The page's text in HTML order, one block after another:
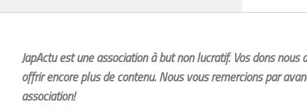
JapActu est une association à but non lucratif. Vos dons
offrir encore plus de contenu. Nous vous remercions par
association!